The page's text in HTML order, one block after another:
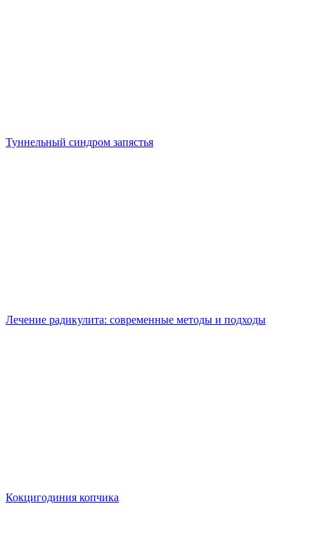
Туннельный синдром запястья
Лечение радикулита: современные методы и подходы
Кокцигодиния копчика